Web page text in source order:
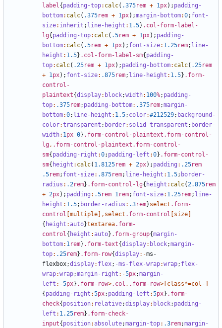
label{ padding-top: calc( .375rem + 1px); padding-
bottom: calc( .375rem + 1px);margin-bottom:0; font-
size: inherit ; line-height : 1.5} .col-form-label-
lg{ padding-top: calc( .5rem + 1px); padding-
bottom: calc( .5rem + 1px); font-size: 1.25rem; line-
height : 1.5} .col-form-label-sm{ padding-
top: calc( .25rem + 1px); padding-bottom: calc( .25rem
+ 1px); font-size: .875rem; line-height : 1.5} .form-
control-
plaintext{display: block;width: 100%; padding-
top: .375rem; padding-bottom: .375rem;margin-
bottom:0; line-height : 1.5; color:#212529; background-
color:transparent ; border: solid transparent ; border-
width: 1px 0} .form-control-plaintext.form-control-
lg, .form-control-plaintext.form-control-
sm{ padding-right :0; padding-left :0} .form-control-
sm{ height : calc( 1.8125rem + 2px); padding : .25rem
.5rem; font-size: .875rem; line-height : 1.5; border-
radius : .2rem} .form-control-lg{ height : calc(2.875rem
+ 2px); padding : .5rem 1rem; font-size: 1.25rem; line-
height : 1.5; border-radius : .3rem}select .form-
control multiple ], select .form-control size
{ height :auto}textarea.form-
control{ height :auto} .form-group{margin-
bottom: 1rem} .form-text{display: block;margin-
top: .25rem} .form-row{display:-ms-
flexbox;display: flex; -ms-flex-wrap:wrap; flex-
wrap:wrap;margin-right :-5px;margin-
left :-5px} .form-row>.col , .form-row>[ class*=col-
{ padding-right :5px; padding-left :5px} .form-
check{ position: relative;display: block; padding-
left : 1.25rem} .form-check-
input{ position:absolute;margin-top: .3rem;margin-